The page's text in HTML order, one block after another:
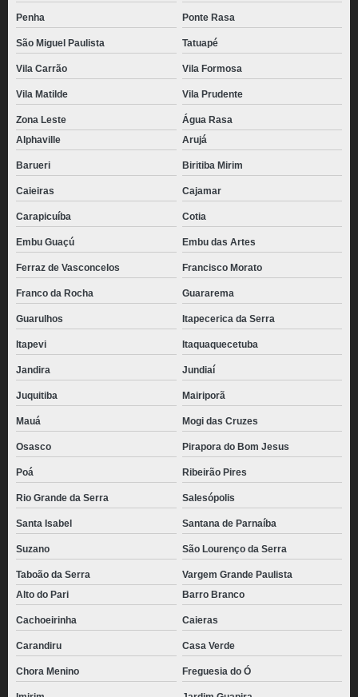
Penha Ponte Rasa
São Miguel Paulista Tatuapé
Vila Carrão Vila Formosa
Vila Matilde Vila Prudente
Zona Leste
Água Rasa
Alphaville
Arujá
Barueri Biritiba Mirim
Caieiras Cajamar
Carapicuíba Cotia
Embu Guaçú Embu das Artes
Ferraz de Vasconcelos Francisco Morato
Franco da Rocha Guararema
Guarulhos Itapecerica da Serra
Itapevi Itaquaquecetuba
Jandira Jundiaí
Juquitiba Mairiporã
Mauá Mogi das Cruzes
Osasco Pirapora do Bom Jesus
Poá Ribeirão Pires
Rio Grande da Serra Salesópolis
Santa Isabel Santana de Parnaíba
Suzano São Lourenço da Serra
Taboão da Serra
Vargem Grande Paulista
Alto do Pari
Barro Branco
Cachoeirinha Caieras
Carandiru Casa Verde
Chora Menino Freguesia do Ó